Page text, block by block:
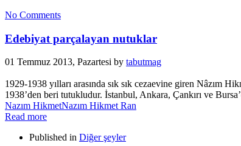
No Comments
Edebiyat parçalayan nutuklar
01 Temmuz 2013, Pazartesi by tabutmag
1929-1938 yılları arasında sık sık cezaevine giren Nâzım
1938’den beri tutukludur. İstanbul, Ankara, Çankırı ve
Nazım HikmetNazım Hikmet Ran
Read more
Published in Diğer şeyler